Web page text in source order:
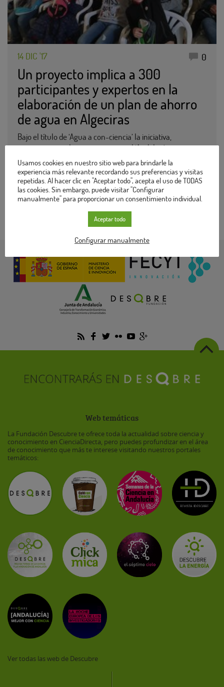
14 DIC '17 0
Un proyecto implica a 300
participantes y expertos en la
elaboración de un plan de ahorro
de agua en Algeciras
Bajo el título de ‘Agua a con-ciencia’ la iniciativa,
perteneciente al programa regional ‘Andalucía, mejor con
ciencia’, persigue el uso responsable de los recursos
hídricos desde una perspectiva científica….
Sigue leyendo
Web temáticas
La Fundación Descubre te ofrece toda la actualidad sobre ciencia y
conocimiento en CienciaDirecta, pero puedes profundizar en el área
de conocimiento que más te interese visitando nuestros portales
temáticos:
Ver todas las web de Descubre
Usamos cookies en nuestro sitio web para brindarle la
experiencia más relevante recordando sus preferencias y visitas
repetidas. Al hacer clic en "Aceptar todo", acepta el uso de TODAS
las cookies. Sin embargo, puede visitar "Configurar
manualmente" para proporcionar un consentimiento individual.
Aceptar todo
Configurar manualmente